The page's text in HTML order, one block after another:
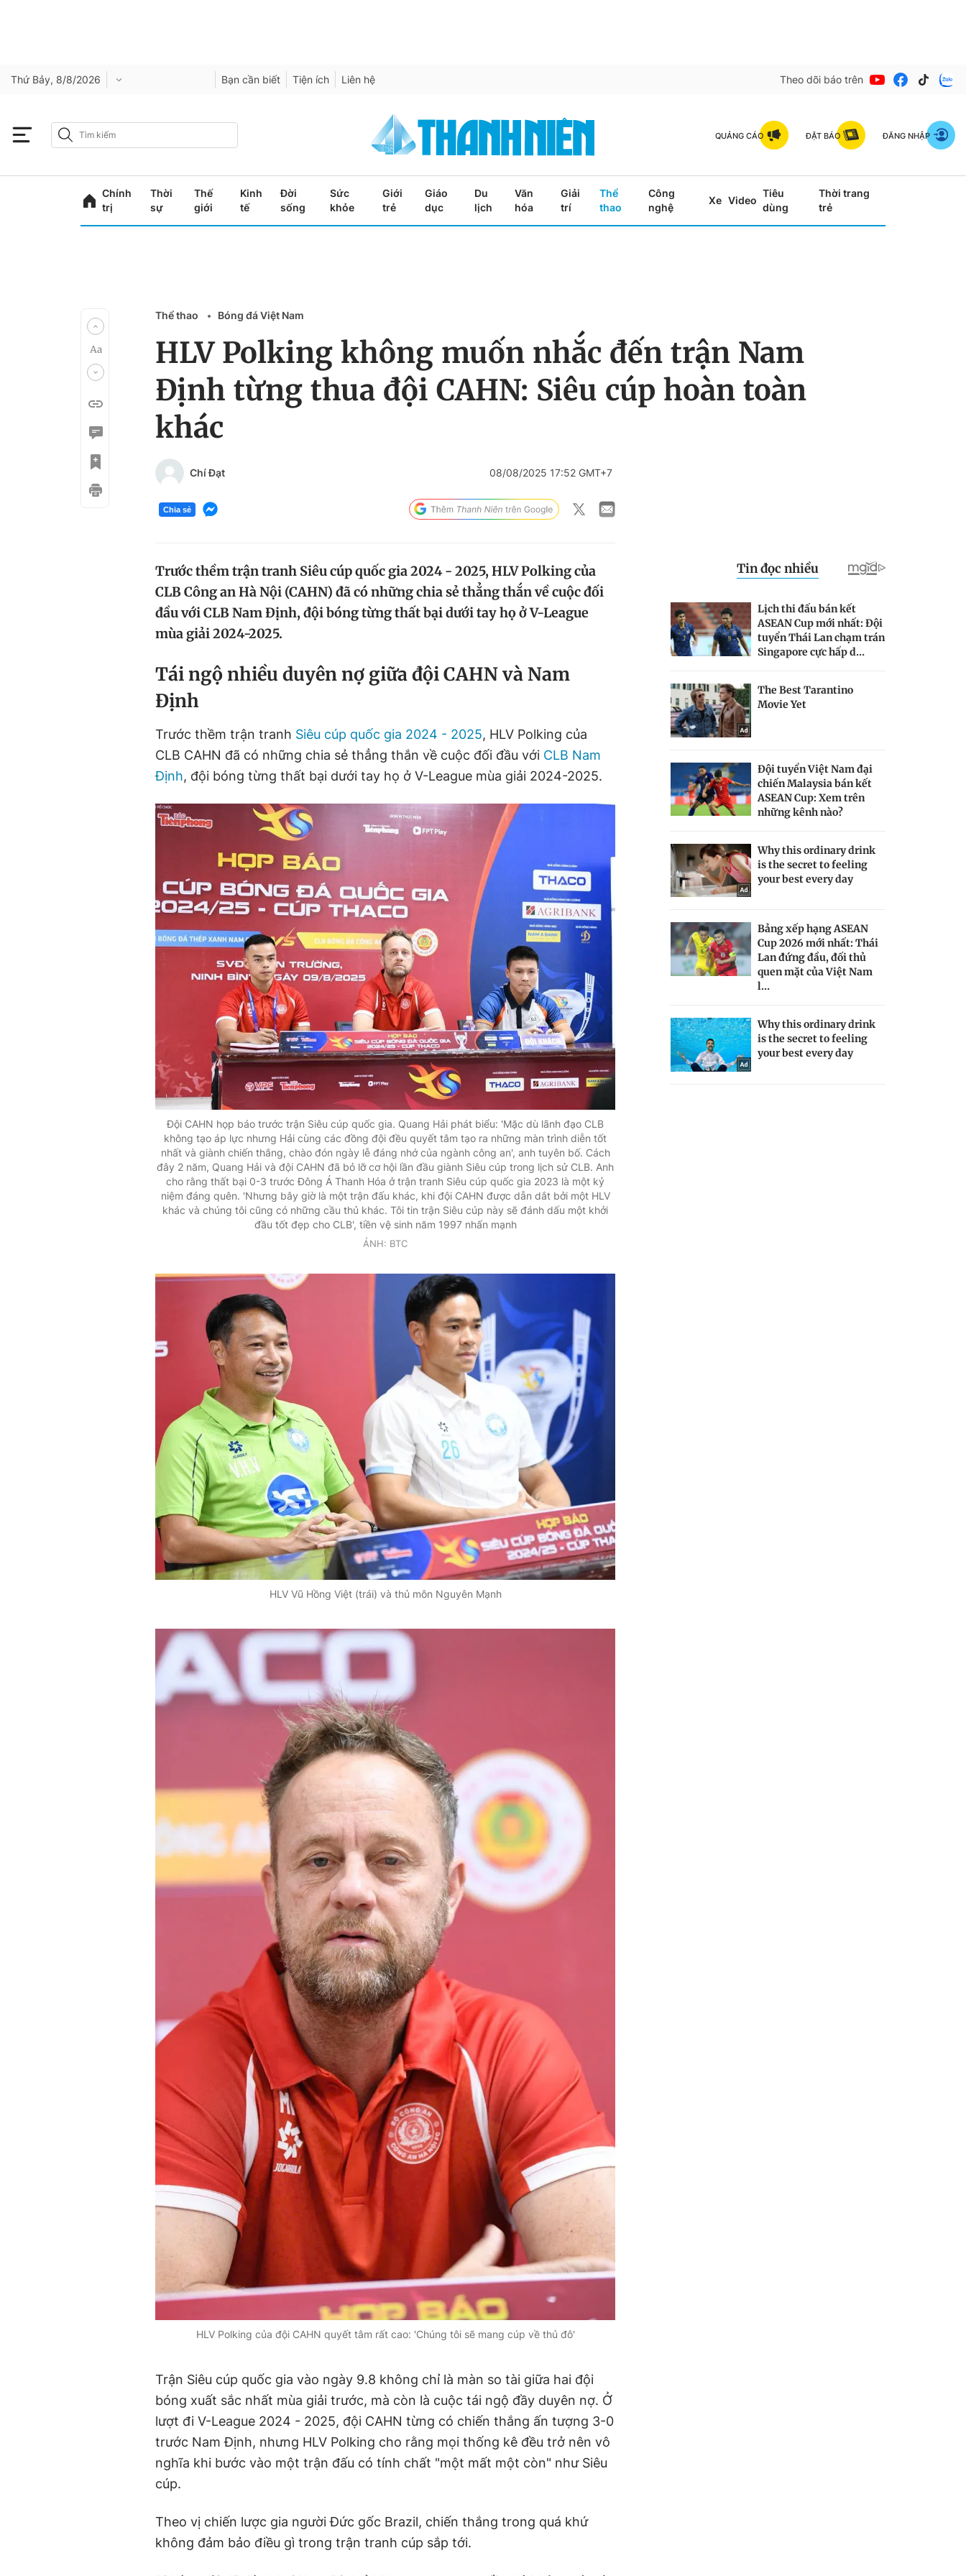
Thứ Bảy, 8/8/2026 Bạn cần biết Tiện ích Liên hệ Theo dõi báo trên
QUẢNG CÁO ĐẶT BÁO ĐĂNG NHẬP
Chính
trị
Thời
sự
Thế
giới
Kinh
tế
Đời
sống
Sức
khỏe
Giới
trẻ
Giáo
dục
Du
lịch
Văn
hóa
Giải
trí
Thể
thao
Công
nghệ
Xe Video
Tiêu
dùng
Thời trang
trẻ
Thể thao Bóng đá Việt Nam
HLV Polking không muốn nhắc đến trận Nam
Định từng thua đội CAHN: Siêu cúp hoàn toàn
khác
Chí Đạt 08/08/2025 17:52 GMT+7
Chia sẻ
Trước thềm trận tranh Siêu cúp quốc gia 2024 - 2025, HLV Polking của
CLB Công an Hà Nội (CAHN) đã có những chia sẻ thẳng thắn về cuộc đối
đầu với CLB Nam Định, đội bóng từng thất bại dưới tay họ ở V-League
mùa giải 2024-2025.
Tái ngộ nhiều duyên nợ giữa đội CAHN và Nam
Định
Trước thềm trận tranh Siêu cúp quốc gia 2024 - 2025, HLV Polking của
CLB CAHN đã có những chia sẻ thẳng thắn về cuộc đối đầu với CLB Nam
Định, đội bóng từng thất bại dưới tay họ ở V-League mùa giải 2024-2025.
Đội CAHN họp báo trước trận Siêu cúp quốc gia. Quang Hải phát biểu: 'Mặc dù lãnh đạo CLB
không tạo áp lực nhưng Hải cùng các đồng đội đều quyết tâm tạo ra những màn trình diễn tốt
nhất và giành chiến thắng, chào đón ngày lễ đáng nhớ của ngành công an', anh tuyên bố. Cách
đây 2 năm, Quang Hải và đội CAHN đã bỏ lỡ cơ hội lần đầu giành Siêu cúp trong lịch sử CLB. Anh
cho rằng thất bại 0-3 trước Đông Á Thanh Hóa ở trận tranh Siêu cúp quốc gia 2023 là một kỷ
niệm đáng quên. 'Nhưng bây giờ là một trận đấu khác, khi đội CAHN được dẫn dắt bởi một HLV
khác và chúng tôi cũng có những cầu thủ khác. Tôi tin trận Siêu cúp này sẽ đánh dấu một khởi
đầu tốt đẹp cho CLB', tiền vệ sinh năm 1997 nhấn mạnh
ẢNH: BTC
HLV Vũ Hồng Việt (trái) và thủ môn Nguyên Mạnh
HLV Polking của đội CAHN quyết tâm rất cao: 'Chúng tôi sẽ mang cúp về thủ đô'
Trận Siêu cúp quốc gia vào ngày 9.8 không chỉ là màn so tài giữa hai đội
bóng xuất sắc nhất mùa giải trước, mà còn là cuộc tái ngộ đầy duyên nợ. Ở
lượt đi V-League 2024 - 2025, đội CAHN từng có chiến thắng ấn tượng 3-0
trước Nam Định, nhưng HLV Polking cho rằng mọi thống kê đều trở nên vô
nghĩa khi bước vào một trận đấu có tính chất "một mất một còn" như Siêu
cúp.
Theo vị chiến lược gia người Đức gốc Brazil, chiến thắng trong quá khứ
không đảm bảo điều gì trong trận tranh cúp sắp tới.